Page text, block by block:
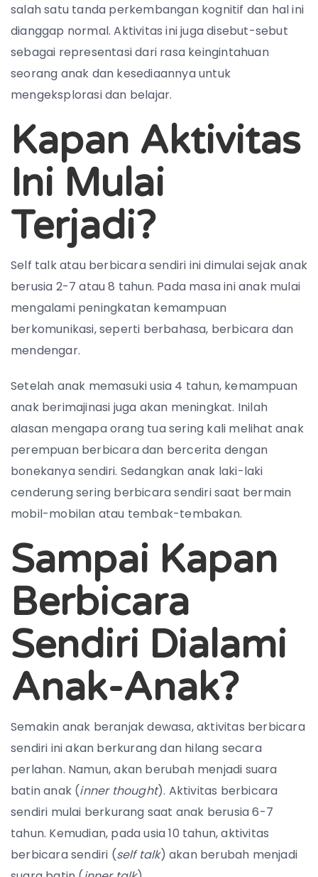
salah satu tanda perkembangan kognitif dan hal ini
dianggap normal. Aktivitas ini juga disebut-sebut
sebagai representasi dari rasa keingintahuan
seorang anak dan kesediaannya untuk
mengeksplorasi dan belajar.
Kapan Aktivitas
Ini Mulai
Terjadi?
Self talk atau berbicara sendiri ini dimulai sejak anak
berusia 2-7 atau 8 tahun. Pada masa ini anak mulai
mengalami peningkatan kemampuan
berkomunikasi, seperti berbahasa, berbicara dan
mendengar.
Setelah anak memasuki usia 4 tahun, kemampuan
anak berimajinasi juga akan meningkat. Inilah
alasan mengapa orang tua sering kali melihat anak
perempuan berbicara dan bercerita dengan
bonekanya sendiri. Sedangkan anak laki-laki
cenderung sering berbicara sendiri saat bermain
mobil-mobilan atau tembak-tembakan.
Sampai Kapan
Berbicara
Sendiri Dialami
Anak-Anak?
Semakin anak beranjak dewasa, aktivitas berbicara
sendiri ini akan berkurang dan hilang secara
perlahan. Namun, akan berubah menjadi suara
batin anak (inner thought). Aktivitas berbicara
sendiri mulai berkurang saat anak berusia 6-7
tahun. Kemudian, pada usia 10 tahun, aktivitas
berbicara sendiri (self talk) akan berubah menjadi